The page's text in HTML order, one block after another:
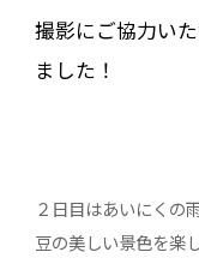
撮影にご協力い
ました！
２日目はあいにくの
豆の美しい景色を楽